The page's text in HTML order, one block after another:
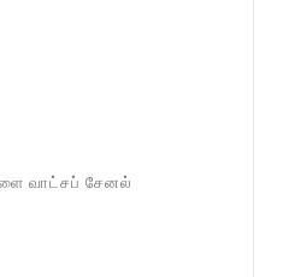
வாட்சப் சேனல்